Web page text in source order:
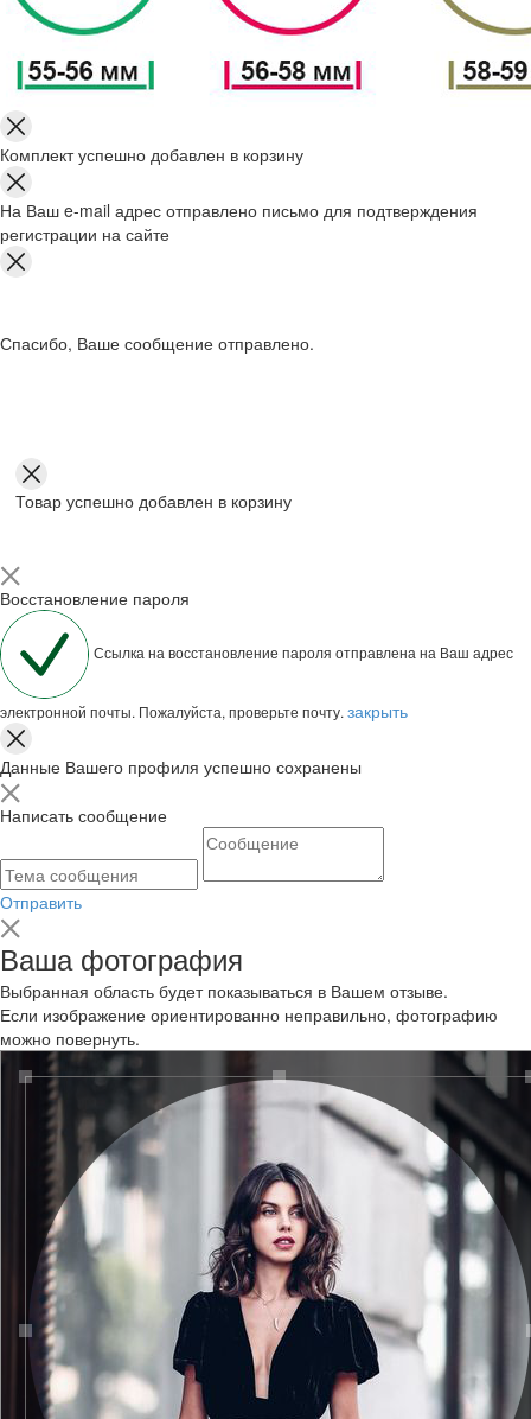
Комплект успешно добавлен в корзину
На Ваш e-mail адрес отправлено письмо для подтверждения
регистрации на сайте
Спасибо, Ваше сообщение отправлено.
Товар успешно добавлен в корзину
Восстановление пароля
Ссылка на восстановление пароля отправлена на Ваш адрес
электронной почты. Пожалуйста, проверьте почту. закрыть
Данные Вашего профиля успешно сохранены
Написать сообщение
Отправить
Ваша фотография
Выбранная область будет показываться в Вашем отзыве.
Если изображение ориентированно неправильно, фотографию
можно повернуть.